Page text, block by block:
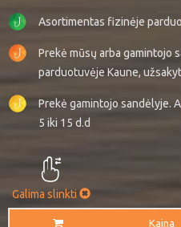
Asortimentas fizinėje
Prekė mūsų arba gamintojo
parduotuvėje Kaune,
Prekė gamintojo sandėlyje.
5 iki 15 d.d
Galima slinkti
Kaina